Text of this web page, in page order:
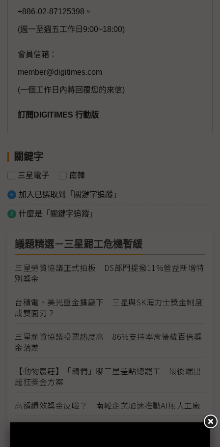
+886-02-87125398。
(週一至週五工作日9:00~18:00)
會員信箱：
member@digitimes.com
(一個工作日內將回覆您的來信)
訂閱DIGITIMES 行動版
關鍵字
三星電子 南韓
加入已選取到「關鍵字追蹤」
什麼是「關鍵字追蹤」
議題精選－三星罷工危機暫緩
三星勞資協議正式拍板 DS部門提撥11%營益新增特
別獎金
台積電、美光重金擴廠下 三星與SK海力士獎金制度
成雙面刃？
三星薪資協議投票熱度高 86%支持率背後藏百倍獎
金落差
【動物農莊】「鴿們」聊三星差點總罷工 最後端出
超狂獎金方案
高額績效獎金反噬？ 南韓企業加速推動AI無人工廠